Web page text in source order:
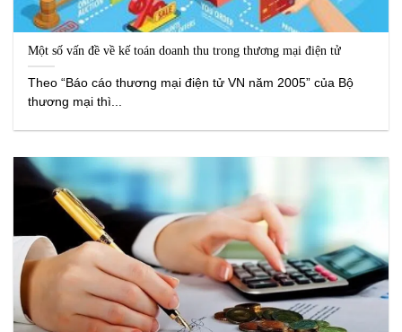
Một số vấn đề về kế toán doanh thu trong thương mại điện tử
Theo “Báo cáo thương mại điện tử VN năm 2005” của Bộ
thương mại thì...